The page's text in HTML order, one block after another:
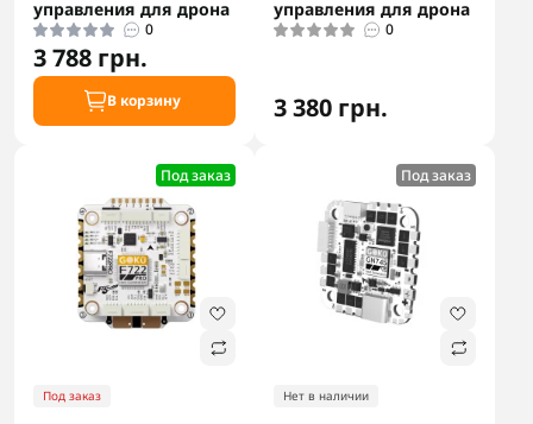
управления для дрона
0
3 788 грн.
В корзину
управления для дрона
0
3 380 грн.
Под заказ
Под заказ
Под заказ
Нет в наличии